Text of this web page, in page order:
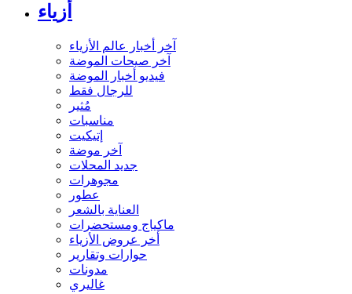
أزياء
آخر أخبار عالم الأزياء
آخر صيحات الموضة
فيديو أخبار الموضة
للرجال فقط
مُثير
مناسبات
إتيكيت
آخر موضة
جديد المحلات
مجوهرات
عطور
العناية بالشعر
ماكياج ومستحضرات
أخر عروض الأزياء
حوارات وتقارير
مدونات
غاليري